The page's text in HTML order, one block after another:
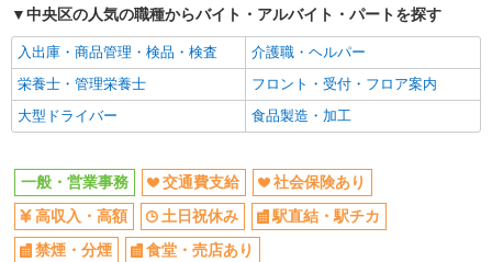
中央区の人気の職種からバイト・アルバイト・パートを探す
入出庫・商品管理・検品・検査
介護職・ヘルパー
栄養士・管理栄養士
フロント・受付・フロア案内
大型ドライバー
食品製造・加工
一般・営業事務 交通費支給
社会保険あり
高収入・高額
土日祝休み
駅直結・駅チカ
禁煙・分煙
食堂・売店あり